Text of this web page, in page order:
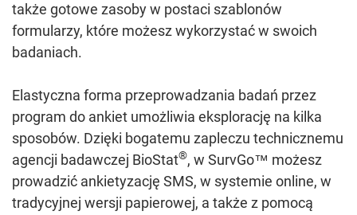
także gotowe zasoby w postaci szablonów
formularzy, które możesz wykorzystać w swoich
badaniach.
Elastyczna forma przeprowadzania badań przez
program do ankiet umożliwia eksplorację na kilka
sposobów. Dzięki bogatemu zapleczu technicznemu
agencji badawczej BioStat®, w SurvGo™ możesz
prowadzić ankietyzację SMS, w systemie online, w
tradycyjnej wersji papierowej, a także z pomocą